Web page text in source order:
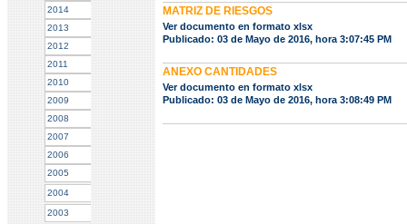
2014
2013
2012
2011
2010
2009
2008
2007
2006
2005
2004
2003
MATRIZ DE RIESGOS
Ver documento en formato xlsx
Publicado: 03 de Mayo de 2016, hora 3:07:45 PM
ANEXO CANTIDADES
Ver documento en formato xlsx
Publicado: 03 de Mayo de 2016, hora 3:08:49 PM